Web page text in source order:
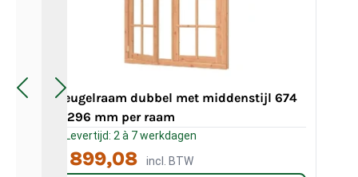
Vleugelraam dubbel met middenstijl 674
x 1296 mm per raam
Levertijd: 2 à 7 werkdagen
€ 899,08 incl. BTW